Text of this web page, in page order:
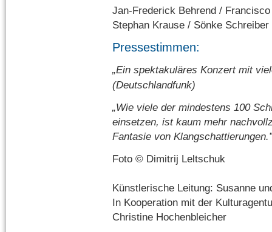
Jan-Frederick Behrend /
Stephan Krause / Sönke Schreiber
Pressestimmen:
„Ein spektakuläres Konzert mit
(Deutschlandfunk)
„Wie viele der mindestens 100
einsetzen, ist kaum mehr
Fantasie von
Foto © Dimitrij Leltschuk
Künstlerische Leitung: Susanne
In Kooperation mit der
Christine Hochenbleicher